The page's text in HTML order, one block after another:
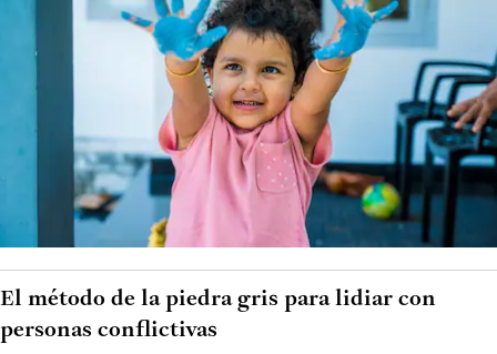
El método de la piedra gris para lidiar con
personas conflictivas